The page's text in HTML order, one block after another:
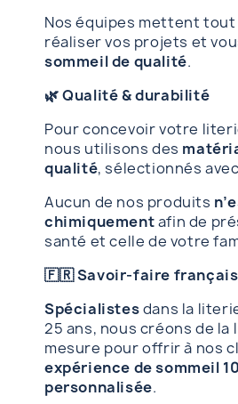
Nos équipes mettent
réaliser vos projets et
sommeil de qualité.
🌿 Qualité & durabilité
Pour concevoir votre
nous utilisons des
qualité, sélectionnés
Aucun de nos produits
chimiquementafin de
santé et celle de votre
🇫🇷 Savoir-faire français
Spécialistesdans la
25 ans, nous créons de
mesure pour offrir à nos
expérience de sommeil
personnalisée.